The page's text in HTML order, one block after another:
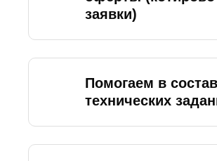
заявки)
Помогаем в
технических